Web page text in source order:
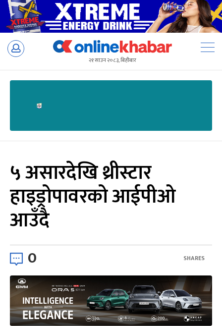
Skip
२१ साउन २०८३, बिहीबार
५ असारदेखि थ्रीस्टार
हाइड्रोपावरको आईपीओ
आउँदै
0 SHARES